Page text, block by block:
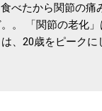
べたから関節の
。 「関節の老化
、20歳をピークに
うことが大切。